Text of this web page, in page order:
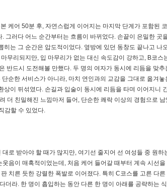
케어 50분 후, 자연스럽게 이어지는 마지막 단계가 포함된
그러다 어느 순간부터는 흐름이 바뀌었다. 손끝이 은밀한 곳
는 그 순간은 압도적이었다. 옆방에 있던 동창도 끝나고 나
무리되지만, 입 마무리가 없는 대신 속도감이 강하고, B코스
반드시 도전해볼 만했다. 두 명의 여자가 동시에 리듬을 맞
순한 서비스가 아니라, 마치 연인과의 교감을 그대로 옮겨
이 뒤섞였다. 손길과 입술이 동시에 리듬을 타며 이어지니
더 친밀해진 느낌마저 들어, 단순한 쾌락 이상의 경험으로
감할 수 있었다.
로 받아야 할 때가 많지만, 여기선 줄지어 선 여성들 중 원하
음이 매혹적이었는데, 처음 케어 들어갈 때부터 계속 시선
치른 듯한 강렬한 폭발로 이어졌다. 특히 C코스를 고른 다
더라. 한 명이 흡입하는 동안 다른 한 명이 아래를 공략하는